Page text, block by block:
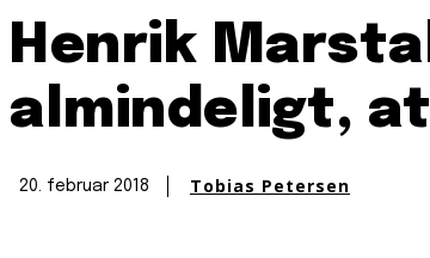
Henrik
almindeligt,
20. februar 2018 Tobias Petersen